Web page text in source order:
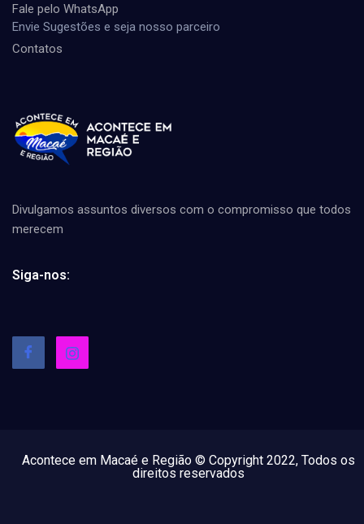
Fale pelo WhatsApp
Envie Sugestões e seja nosso parceiro
Contatos
Divulgamos assuntos diversos com o compromisso que todos
merecem
Siga-nos:
Acontece em Macaé e Região © Copyright 2022, Todos os
direitos reservados